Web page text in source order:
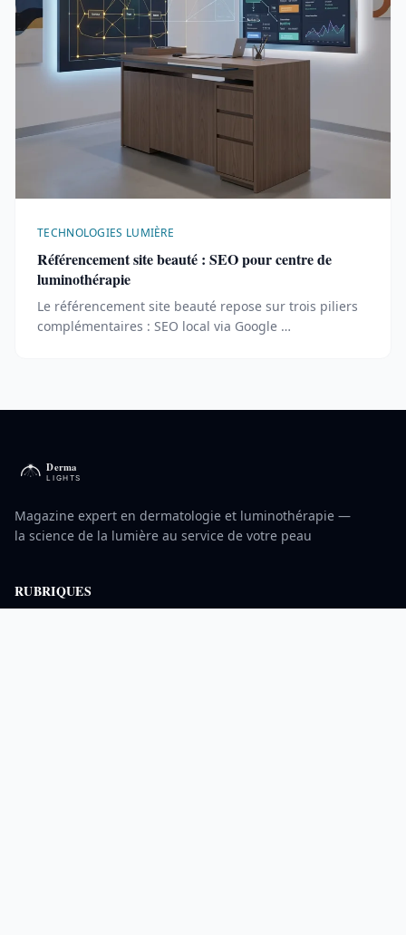
TECHNOLOGIES LUMIÈRE
Référencement site beauté : SEO pour centre de
luminothérapie
Le référencement site beauté repose sur trois piliers
complémentaires : SEO local via Google …
Magazine expert en dermatologie et luminothérapie —
la science de la lumière au service de votre peau
RUBRIQUES